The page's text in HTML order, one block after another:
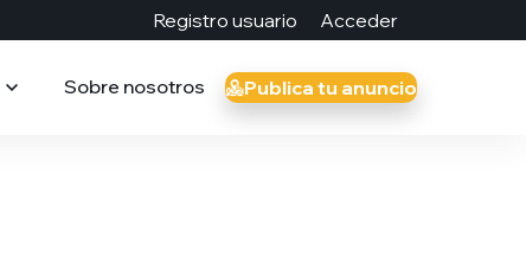
Registro usuario Acceder
Sobre nosotros Publica tu anuncio